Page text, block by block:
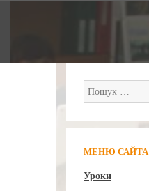
Пошук:
МЕНЮ САЙТА
Уроки